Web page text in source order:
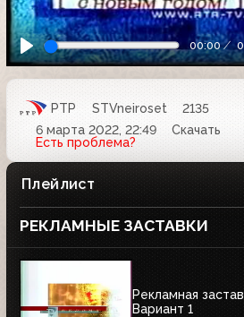
00:00
РТР STVneiroset
2135
6 марта 2022, 22:49
Скачать
Есть проблема?
Плейлист
РЕКЛАМНЫЕ ЗАСТАВКИ
Рекламная
Вариант 1